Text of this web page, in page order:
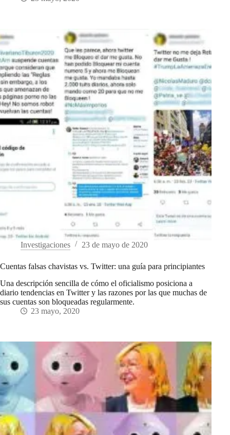
Investigaciones 23 de mayo de 2020
Cuentas falsas chavistas vs. Twitter: una guía para principiantes
Una descripción sencilla de cómo el oficialismo posiciona a
diario tendencias en Twitter y las razones por las que muchas de
sus cuentas son bloqueadas regularmente.
23 mayo, 2020